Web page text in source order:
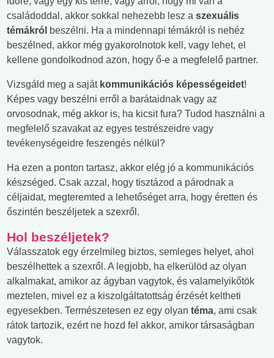
családoddal, akkor sokkal nehezebb lesz a szexuális
témákról beszélni. Ha a mindennapi témákról is nehéz
beszélned, akkor még gyakorolnotok kell, vagy lehet, el
kellene gondolkodnod azon, hogy ő-e a megfelelő partner.
Vizsgáld meg a saját kommunikációs képességeidet!
Képes vagy beszélni erről a barátaidnak vagy az
orvosodnak, még akkor is, ha kicsit fura? Tudod használni a
megfelelő szavakat az egyes testrészeidre vagy
tevékenységeidre feszengés nélkül?
Ha ezen a ponton tartasz, akkor elég jó a kommunikációs
készséged. Csak azzal, hogy tisztázod a párodnak a
céljaidat, megteremted a lehetőséget arra, hogy éretten és
őszintén beszéljetek a szexről.
Hol beszéljetek?
Válasszatok egy érzelmileg biztos, semleges helyet, ahol
beszélhettek a szexről. A legjobb, ha elkerülöd az olyan
alkalmakat, amikor az ágyban vagytok, és valamelyikőtök
meztelen, mivel ez a kiszolgáltatottság érzését keltheti
egyesekben. Természetesen ez egy olyan téma, ami csak
rátok tartozik, ezért ne hozd fel akkor, amikor társaságban
vagytok.